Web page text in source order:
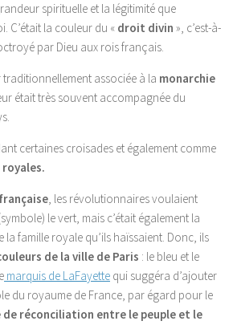
spirituelle et la légitimité que
C’était la couleur du « droit divin », c’est-à-
par Dieu aux rois français.
associée à la monarchie
était très souvent accompagnée du
certaines croisades et également comme
, les révolutionnaires voulaient
le vert, mais c’était également la
la famille royale qu’ils haïssaient. Donc, ils
de la ville de Paris : le bleu et le
marquis de LaFayette qui suggéra d’ajouter
du royaume de France, par égard pour le
de réconciliation entre le peuple et le